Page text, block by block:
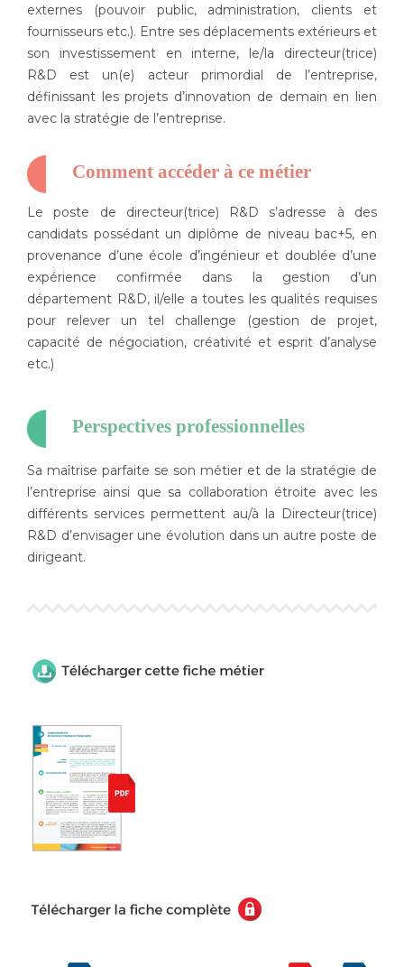
externes (pouvoir public, administration, clients et
fournisseurs etc.). Entre ses déplacements extérieurs et
son investissement en interne, le/la directeur(trice)
R&D est un(e) acteur primordial de l’entreprise,
définissant les projets d’innovation de demain en lien
avec la stratégie de l’entreprise.
Comment accéder à ce métier
Le poste de directeur(trice) R&D s’adresse à des
candidats possédant un diplôme de niveau bac+5, en
provenance d’une école d’ingénieur et doublée d’une
expérience confirmée dans la gestion d’un
département R&D, il/elle a toutes les qualités requises
pour relever un tel challenge (gestion de projet,
capacité de négociation, créativité et esprit d’analyse
etc.)
Perspectives professionnelles
Sa maîtrise parfaite se son métier et de la stratégie de
l’entreprise ainsi que sa collaboration étroite avec les
différents services permettent au/à la Directeur(trice)
R&D d’envisager une évolution dans un autre poste de
dirigeant.